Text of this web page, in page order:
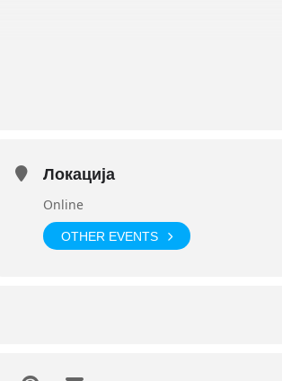
Трајкоска, Соња Митиќ;
edit?
најдоцна до 7 јуни.
Локација
Online
OTHER EVENTS